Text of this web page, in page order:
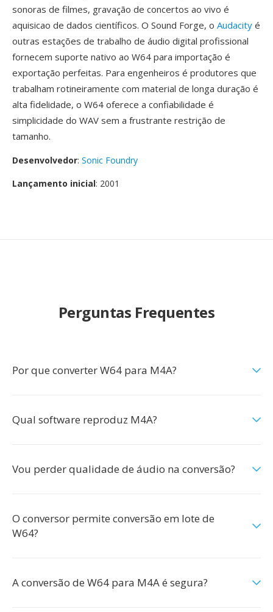
sonoras de filmes, gravação de concertos ao vivo é
aquisicao de dados científicos. O Sound Forge, o Audacity é
outras estações de trabalho de áudio digital profissional
fornecem suporte nativo ao W64 para importação é
exportação perfeitas. Para engenheiros é produtores que
trabalham rotineiramente com material de longa duração é
alta fidelidade, o W64 oferece a confiabilidade é
simplicidade do WAV sem a frustrante restrição de
tamanho.
Desenvolvedor: Sonic Foundry
Lançamento inicial: 2001
Perguntas Frequentes
Por que converter W64 para M4A?
Qual software reproduz M4A?
Vou perder qualidade de áudio na conversão?
O conversor permite conversão em lote de
W64?
A conversão de W64 para M4A é segura?